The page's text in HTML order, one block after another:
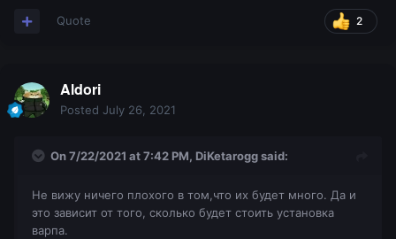
2
Quote
Aldori
Posted July 26, 2021
On 7/22/2021 at 7:42 PM, DiKetaroggsaid:
Не вижу ничего плохого в том,что их будет много. Да и
это зависит от того, сколько будет стоить установка
варпа.